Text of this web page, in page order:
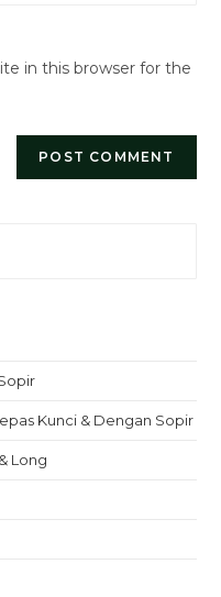
in this browser for the
Kunci & Dengan Sopir
Long